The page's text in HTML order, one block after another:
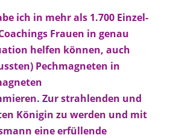
ich in mehr als 1.700 Einzel-
Frauen in genau
helfen können, auch
Pechmagneten in
Zur strahlenden und
Königin zu werden und mit
eine erfüllende